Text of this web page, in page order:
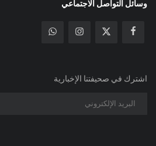
وسائل التواصل الاجتماعي
اشترك في صحيفتنا الإخبارية